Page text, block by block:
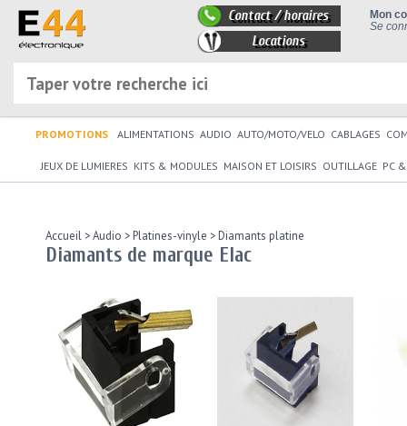
Mon
Se
Contact / horaires
Locations
PROMOTIONS ALIMENTATIONS AUDIO AUTO/MOTO/VELO CABLAGES
JEUX DE LUMIERES KITS & MODULES MAISON ET LOISIRS OUTILLAGE PC
Accueil >Audio >Platines-vinyle >Diamants platine
Diamants de marque Elac